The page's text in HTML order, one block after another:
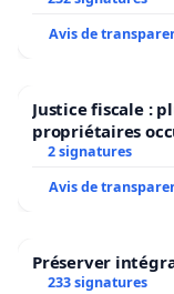
Avis de
Justice fiscale :
propriétaires
2 signatures
Avis de
Préserver
233 signatures